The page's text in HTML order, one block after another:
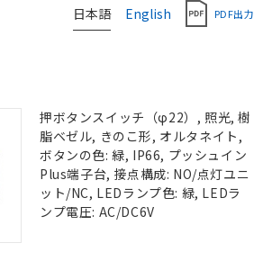
日本語 English PDF出力
押ボタンスイッチ（φ22）, 照光, 樹
脂ベゼル, きのこ形, オルタネイト,
ボタンの色: 緑, IP66, プッシュイン
Plus端子台, 接点構成: NO/点灯ユニ
ット/NC, LEDランプ色: 緑, LEDラ
ンプ電圧: AC/DC6V